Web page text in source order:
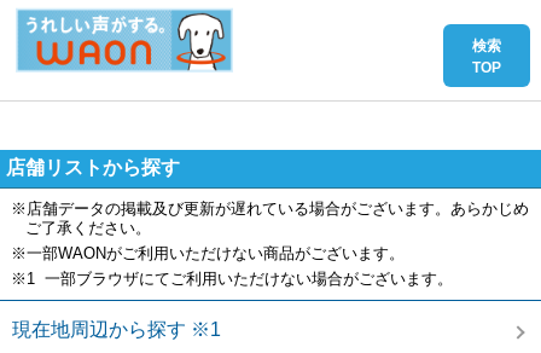
店舗リストから探す
※店舗データの掲載及び更新が遅れている場合がございます。あらかじめ
ご了承ください。
※一部WAONがご利用いただけない商品がございます。
※1 一部ブラウザにてご利用いただけない場合がございます。
現在地周辺から探す ※1